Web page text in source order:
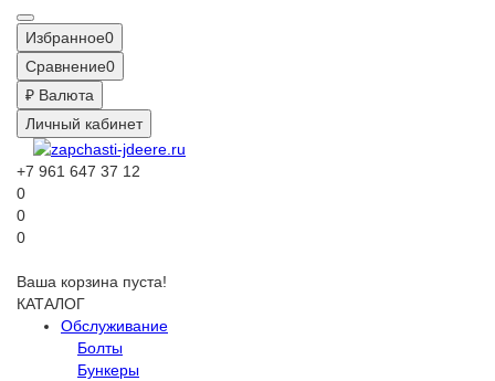
Избранное0
Сравнение0
₽ Валюта
Личный кабинет
+7 961 647 37 12
0
0
0
Ваша корзина пуста!
КАТАЛОГ
Обслуживание
Болты
Бункеры